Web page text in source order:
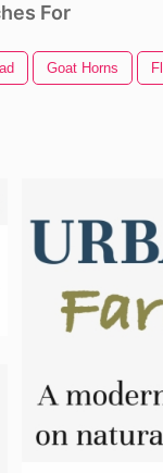
For
Goat Horns